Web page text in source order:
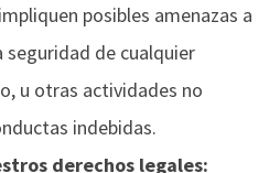
posibles amenazas a
seguridad de cualquier
u otras actividades no
indebidas.
derechos legales: